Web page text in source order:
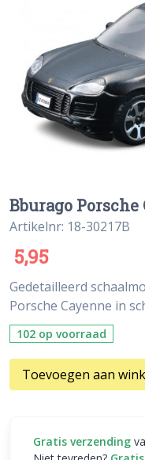
Bburago
Artikelnr: 18-30217B
5,95
Gedetailleerd
Porsche Cayenne in
102 op voorraad
Toevoegen aan
Gratis verzending